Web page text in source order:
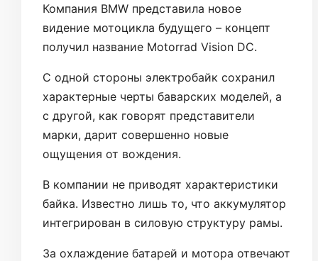
Компания BMW представила новое
видение мотоцикла будущего – концепт
получил название Motorrad Vision DC.
С одной стороны электробайк сохранил
характерные черты баварских моделей, а
с другой, как говорят представители
марки, дарит совершенно новые
ощущения от вождения.
В компании не приводят характеристики
байка. Известно лишь то, что аккумулятор
интегрирован в силовую структуру рамы.
За охлаждение батарей и мотора отвечают